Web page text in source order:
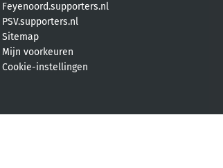
Feyenoord.supporters.nl
PSV.supporters.nl
Sitemap
Mijn voorkeuren
Cookie-instellingen